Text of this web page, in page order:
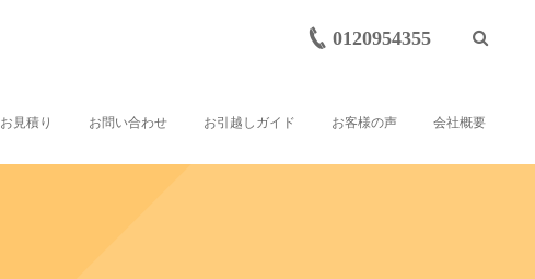
0120954355
お見積り お問い合わせ お引越しガイド お客様の声 会社概要